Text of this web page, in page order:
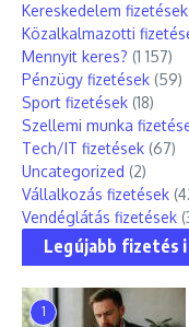
Kereskedelem fizetések
Közalkalmazotti
Mennyit keres? (1 157)
Pénzügy fizetések (59)
Sport fizetések (18)
Szellemi munka
Tech/IT fizetések (67)
Uncategorized (2)
Vállalkozás fizetések
Vendéglátás fizetések
Legújabb fizetés
1